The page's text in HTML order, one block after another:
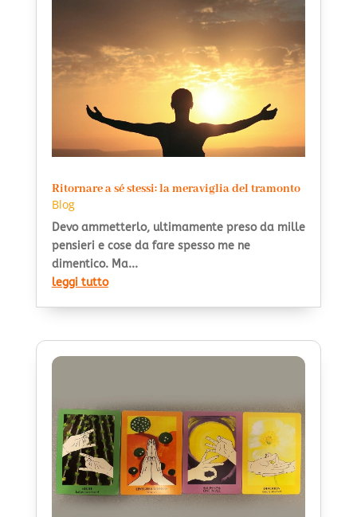
Ritornare a sé stessi: la meraviglia del tramonto
Blog
Devo ammetterlo, ultimamente preso da mille
pensieri e cose da fare spesso me ne
dimentico. Ma...
leggi tutto